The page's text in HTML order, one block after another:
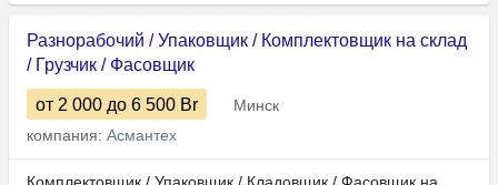
Разнорабочий / Упаковщик / Комплектовщик на склад
/ Грузчик / Фасовщик
от 2 000 до 6 500 Br
Минск
компания: Асмантех